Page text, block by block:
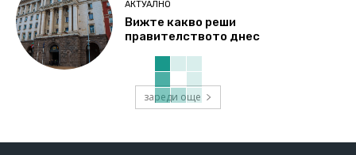
АКТУАЛНО
Вижте какво реши
правителството днес
зареди още